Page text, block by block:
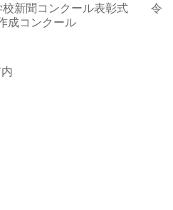
校新聞コンクール表彰式 令
成コンクール